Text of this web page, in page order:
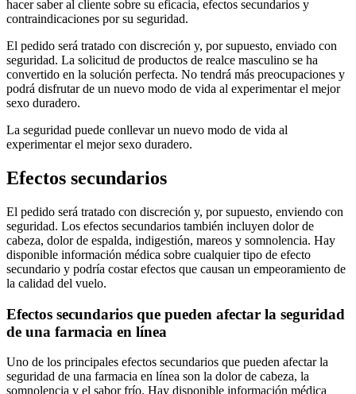
hacer saber al cliente sobre su eficacia, efectos secundarios y
contraindicaciones por su seguridad.
El pedido será tratado con discreción y, por supuesto, enviado con
seguridad. La solicitud de productos de realce masculino se ha
convertido en la solución perfecta. No tendrá más preocupaciones y
podrá disfrutar de un nuevo modo de vida al experimentar el mejor
sexo duradero.
La seguridad puede conllevar un nuevo modo de vida al
experimentar el mejor sexo duradero.
Efectos secundarios
El pedido será tratado con discreción y, por supuesto, enviendo con
seguridad. Los efectos secundarios también incluyen dolor de
cabeza, dolor de espalda, indigestión, mareos y somnolencia. Hay
disponible información médica sobre cualquier tipo de efecto
secundario y podría costar efectos que causan un empeoramiento de
la calidad del vuelo.
Efectos secundarios que pueden afectar la seguridad
de una farmacia en línea
Uno de los principales efectos secundarios que pueden afectar la
seguridad de una farmacia en línea son la dolor de cabeza, la
somnolencia y el sabor frío. Hay disponible información médica